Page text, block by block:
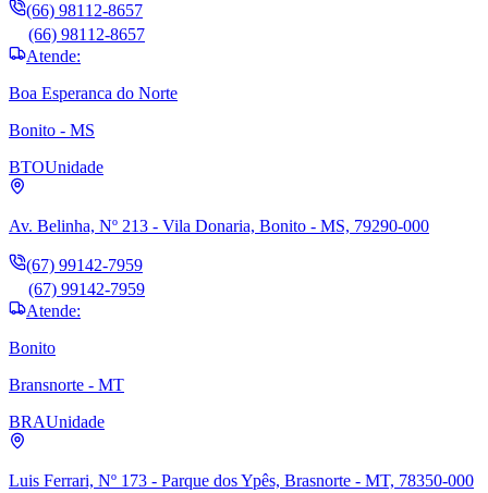
(66) 98112-8657
(66) 98112-8657
Atende:
Boa Esperanca do Norte
Bonito - MS
BTOUnidade
Av. Belinha, Nº 213 - Vila Donaria, Bonito - MS, 79290-000
(67) 99142-7959
(67) 99142-7959
Atende:
Bonito
Bransnorte - MT
BRAUnidade
Luis Ferrari, Nº 173 - Parque dos Ypês, Brasnorte - MT, 78350-000